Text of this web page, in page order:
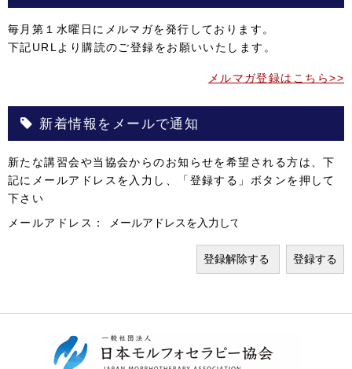
毎月第１水曜日にメルマガを発行しております。
下記URLより購読のご登録をお願いいたします。
メルマガ登録はこちら>>
新着情報をメールで通知
新たな講習会や当協会からのお知らせを希望される方は、下
記にメールアドレスを入力し、「登録する」ボタンを押して
下さい
メールアドレス：